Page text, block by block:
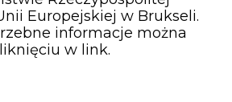
Europejskiej w Brukseli.
informacje można
w link.